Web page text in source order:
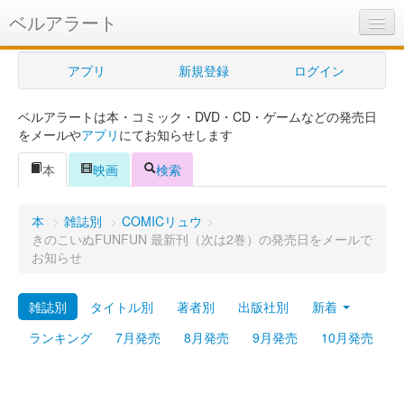
ベルアラート
ベルアラートとは
ヘルプ
新規登録
ログイン
購入管理
プレミアム
アプリ 新規登録 ログイン
ベルアラートは本・コミック・DVD・CD・ゲームなどの発売日
をメールやアプリ にてお知らせします
本
映画 検索
本 > 雑誌別 > COMICリュウ >
きのこいぬFUNFUN 最新刊（次は2巻）の発売日をメールで
お知らせ
雑誌別 タイトル別 著者別 出版社別
新着
ランキング
7月発売 8月発売 9月発売 10月発売